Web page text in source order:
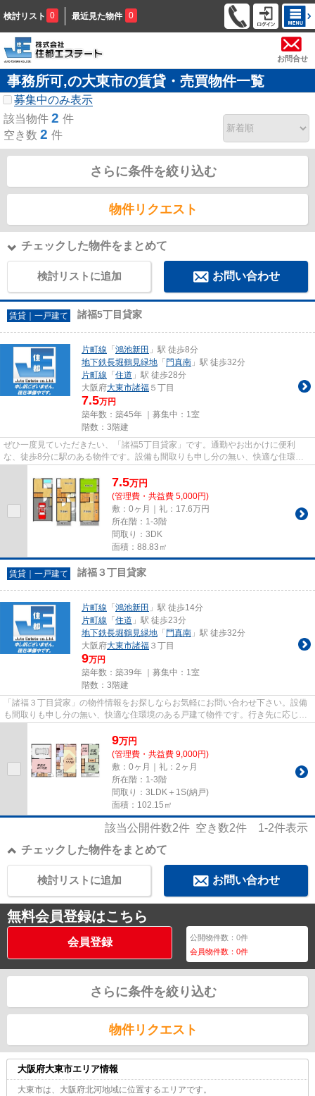
検討リスト 0 最近見た物件 0
お問合せ
事務所可,の大東市の賃貸・売買物件一覧
募集中のみ表示
該当物件 2 件
空き数 2 件
さらに条件を絞り込む
物件リクエスト
チェックした物件をまとめて
検討リストに追加 お問い合わせ
賃貸｜一戸建て 諸福5丁目貸家
片町線 「 鴻池新田 」駅 徒歩8分
地下鉄長堀鶴見緑地 「 門真南 」駅 徒歩32分
片町線 「 住道 」駅 徒歩28分
大阪府大東市諸福 ５丁目
7.5万円
築年数：築45年 ｜募集中： 1室
階数：3階建
ぜひ一度見ていただきたい、「諸福5丁目貸家」です。通勤やお出かけに便利
な、徒歩8分に駅のある物件です。設備も間取りも申し分の無い、快適な住環境
7.5万円
(管理費・共益費 5,000円)
敷：0ヶ月｜礼：17.6万円
所在階：1-3階
間取り：3DK
面積：88.83㎡
賃貸｜一戸建て 諸福３丁目貸家
片町線 「 鴻池新田 」駅 徒歩14分
片町線 「 住道 」駅 徒歩23分
地下鉄長堀鶴見緑地 「 門真南 」駅 徒歩32分
大阪府大東市諸福 ３丁目
9万円
築年数：築39年 ｜募集中： 1室
階数：3階建
「諸福３丁目貸家」の物件情報をお探しならお気軽にお問い合わせ下さい。設備
も間取りも申し分の無い、快適な住環境のある戸建て物件です。行き先に応じて
9万円
(管理費・共益費 9,000円)
敷：0ヶ月｜礼：2ヶ月
所在階：1-3階
間取り：3LDK＋1S(納戸)
面積：102.15㎡
該当公開件数2件 空き数2件 1-2件表示
チェックした物件をまとめて
お問い合わせ
検討リストに追加
無料会員登録はこちら
会員登録 公開物件数：0件
会員物件数：0件
さらに条件を絞り込む
物件リクエスト
大阪府大東市エリア情報
大東市は、大阪府北河地域に位置するエリアです。